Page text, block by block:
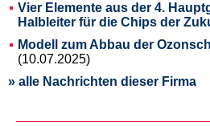
Vier Elemente aus der 4.
Halbleiter für die Chips der
Modell zum Abbau der
(10.07.2025)
» alle Nachrichten dieser Firma